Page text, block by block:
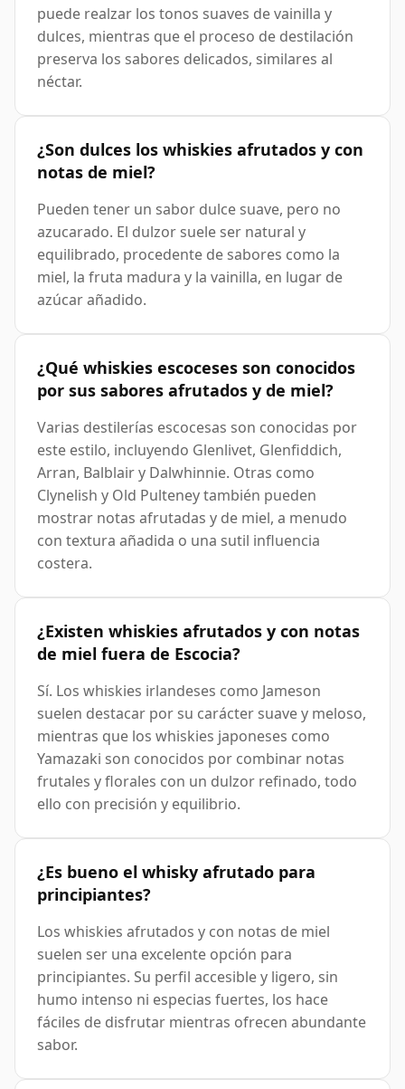
puede realzar los tonos suaves de vainilla y
dulces, mientras que el proceso de destilación
preserva los sabores delicados, similares al
néctar.
¿Son dulces los whiskies afrutados y con
notas de miel?
Pueden tener un sabor dulce suave, pero no
azucarado. El dulzor suele ser natural y
equilibrado, procedente de sabores como la
miel, la fruta madura y la vainilla, en lugar de
azúcar añadido.
¿Qué whiskies escoceses son conocidos
por sus sabores afrutados y de miel?
Varias destilerías escocesas son conocidas por
este estilo, incluyendo Glenlivet, Glenfiddich,
Arran, Balblair y Dalwhinnie. Otras como
Clynelish y Old Pulteney también pueden
mostrar notas afrutadas y de miel, a menudo
con textura añadida o una sutil influencia
costera.
¿Existen whiskies afrutados y con notas
de miel fuera de Escocia?
Sí. Los whiskies irlandeses como Jameson
suelen destacar por su carácter suave y meloso,
mientras que los whiskies japoneses como
Yamazaki son conocidos por combinar notas
frutales y florales con un dulzor refinado, todo
ello con precisión y equilibrio.
¿Es bueno el whisky afrutado para
principiantes?
Los whiskies afrutados y con notas de miel
suelen ser una excelente opción para
principiantes. Su perfil accesible y ligero, sin
humo intenso ni especias fuertes, los hace
fáciles de disfrutar mientras ofrecen abundante
sabor.